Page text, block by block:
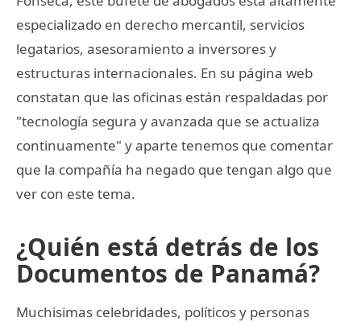
especializado en derecho mercantil, servicios
legatarios, asesoramiento a inversores y
estructuras internacionales. En su página web
constatan que las oficinas están respaldadas por
"tecnología segura y avanzada que se actualiza
continuamente" y aparte tenemos que comentar
que la compañía ha negado que tengan algo que
ver con este tema.
¿Quién está detrás de los
Documentos de Panamá?
Muchisimas celebridades, políticos y personas